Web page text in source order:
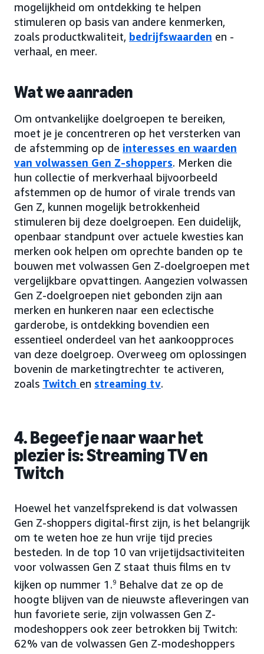
mogelijkheid om ontdekking te helpen
stimuleren op basis van andere kenmerken,
zoals productkwaliteit, bedrijfswaarden en -
verhaal, en meer.
Wat we aanraden
Om ontvankelijke doelgroepen te bereiken,
moet je je concentreren op het versterken van
de afstemming op de interesses en waarden
van volwassen Gen Z-shoppers. Merken die
hun collectie of merkverhaal bijvoorbeeld
afstemmen op de humor of virale trends van
Gen Z, kunnen mogelijk betrokkenheid
stimuleren bij deze doelgroepen. Een duidelijk,
openbaar standpunt over actuele kwesties kan
merken ook helpen om oprechte banden op te
bouwen met volwassen Gen Z-doelgroepen met
vergelijkbare opvattingen. Aangezien volwassen
Gen Z-doelgroepen niet gebonden zijn aan
merken en hunkeren naar een eclectische
garderobe, is ontdekking bovendien een
essentieel onderdeel van het aankoopproces
van deze doelgroep. Overweeg om oplossingen
bovenin de marketingtrechter te activeren,
zoals Twitch en streaming tv.
4. Begeef je naar waar het
plezier is: Streaming TV en
Twitch
Hoewel het vanzelfsprekend is dat volwassen
Gen Z-shoppers digital-first zijn, is het belangrijk
om te weten hoe ze hun vrije tijd precies
besteden. In de top 10 van vrijetijdsactiviteiten
voor volwassen Gen Z staat thuis films en tv
kijken op nummer 1.9 Behalve dat ze op de
hoogte blijven van de nieuwste afleveringen van
hun favoriete serie, zijn volwassen Gen Z-
modeshoppers ook zeer betrokken bij Twitch:
62% van de volwassen Gen Z-modeshoppers